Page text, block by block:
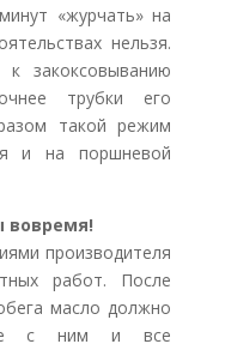
«журчать» на
нельзя.
закоксовыванию
трубки его
такой режим
и на поршневой
вовремя!
производителя
работ. После
масло должно
с ним и все